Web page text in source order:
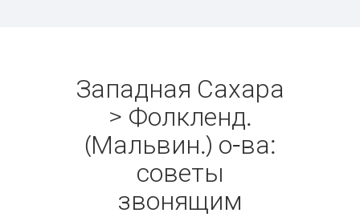
Западная Сахара
> Фолкленд.
(Мальвин.) о-ва:
советы
звонящим